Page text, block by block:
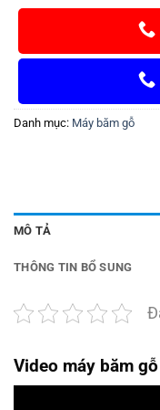
Danh mục: Máy băm gỗ
MÔ TẢ
THÔNG TIN BỔ SUNG
Video máy băm